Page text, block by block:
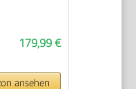
179,99 €
ansehen